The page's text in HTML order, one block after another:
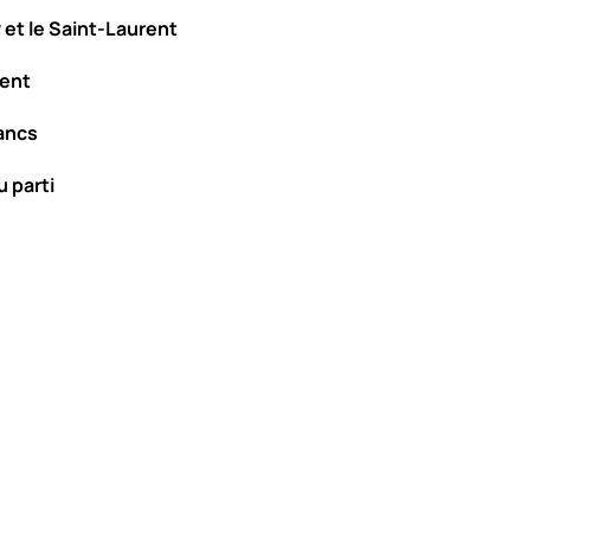
et le Saint-Laurent
parti